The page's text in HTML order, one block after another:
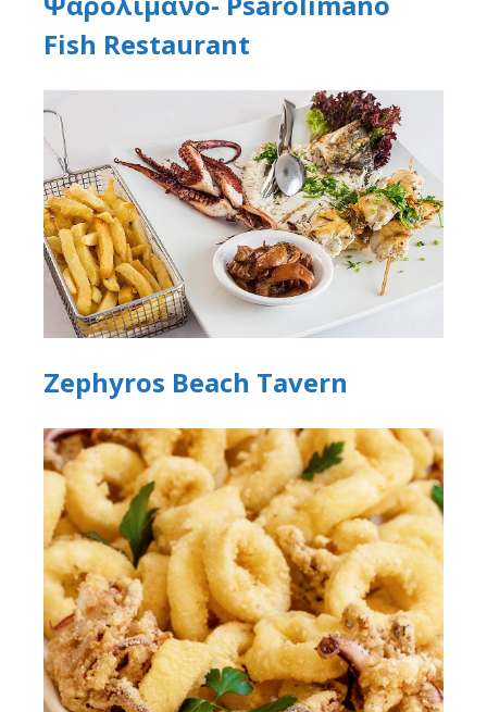
Fish Restaurant
Zephyros Beach Tavern